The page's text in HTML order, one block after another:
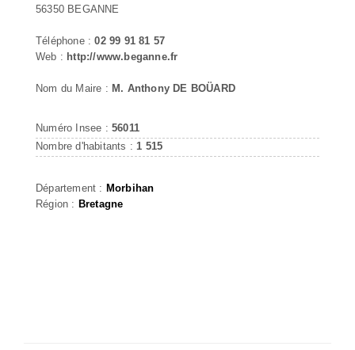
56350 BEGANNE
Téléphone :02 99 91 81 57
Web : http://www.beganne.fr
Nom du Maire : M. Anthony DE BOÜARD
Numéro Insee : 56011
Nombre d'habitants : 1 515
Département : Morbihan
Région : Bretagne